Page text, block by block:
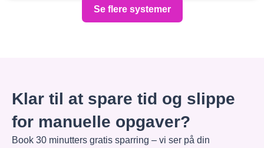
Se flere systemer
Klar til at spare tid og slippe
for manuelle opgaver?
Book 30 minutters gratis sparring – vi ser på din